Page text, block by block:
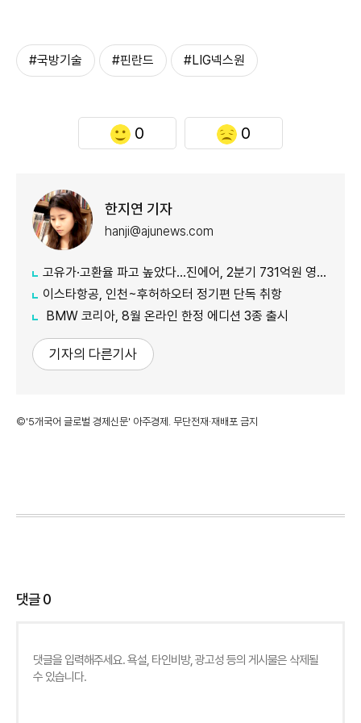
#국방기술 #핀란드 #LIG넥스원
0 0
한지연 기자
hanji@ajunews.com
고유가·고환율 파고 높았다…진에어, 2분기 731억원 영업적자
이스타항공, 인천~후허하오터 정기편 단독 취항
BMW 코리아, 8월 온라인 한정 에디션 3종 출시
기자의 다른기사
©'5개국어 글로벌 경제신문' 아주경제. 무단전재·재배포 금지
댓글0